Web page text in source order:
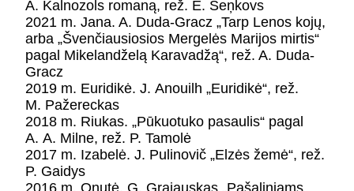
TEATRO KASA
KARJERA IR SAVANORYSTĖ
PRISIJUNGTI - + =
A. Kalnozols romaną, rež. E. Seņkovs
2021 m. Jana. A. Duda-Gracz „Tarp Lenos kojų,
arba „Švenčiausiosios Mergelės Marijos mirtis“
pagal Mikelandželą Karavadžą“, rež. A. Duda-
Gracz
2019 m. Euridikė. J. Anouilh „Euridikė“, rež.
M. Pažereckas
2018 m. Riukas. „Pūkuotuko pasaulis“ pagal
A. A. Milne, rež. P. Tamolė
2017 m. Izabelė. J. Pulinovič „Elzės žemė“, rež.
P. Gaidys
2016 m. Onutė. G. Grajauskas „Pašaliniams